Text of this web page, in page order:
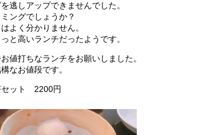
逃しアップできませんでした。
ングでしょうか？
よく分かりません。
と高いランチだったようです。
値打ちなランチをお願いしました。
なお値段です。
セット 2200円